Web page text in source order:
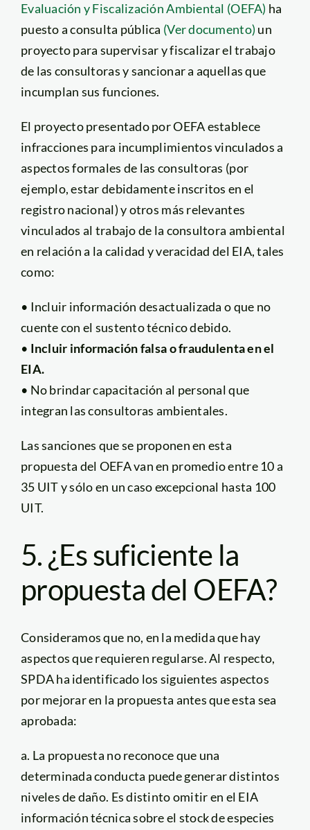
Evaluación y Fiscalización Ambiental (OEFA) ha
puesto a consulta pública (Ver documento) un
proyecto para supervisar y fiscalizar el trabajo
de las consultoras y sancionar a aquellas que
incumplan sus funciones.
El proyecto presentado por OEFA establece
infracciones para incumplimientos vinculados a
aspectos formales de las consultoras (por
ejemplo, estar debidamente inscritos en el
registro nacional) y otros más relevantes
vinculados al trabajo de la consultora ambiental
en relación a la calidad y veracidad del EIA, tales
como:
• Incluir información desactualizada o que no
cuente con el sustento técnico debido.
• Incluir información falsa o fraudulenta en el
EIA.
• No brindar capacitación al personal que
integran las consultoras ambientales.
Las sanciones que se proponen en esta
propuesta del OEFA van en promedio entre 10 a
35 UIT y sólo en un caso excepcional hasta 100
UIT.
5. ¿Es suficiente la
propuesta del OEFA?
Consideramos que no, en la medida que hay
aspectos que requieren regularse. Al respecto,
SPDA ha identificado los siguientes aspectos
por mejorar en la propuesta antes que esta sea
aprobada:
a. La propuesta no reconoce que una
determinada conducta puede generar distintos
niveles de daño. Es distinto omitir en el EIA
información técnica sobre el stock de especies